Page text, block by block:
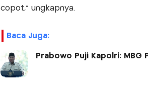
copot," ungkapnya.
Baca Juga:
Prabowo Puji Kapolri: